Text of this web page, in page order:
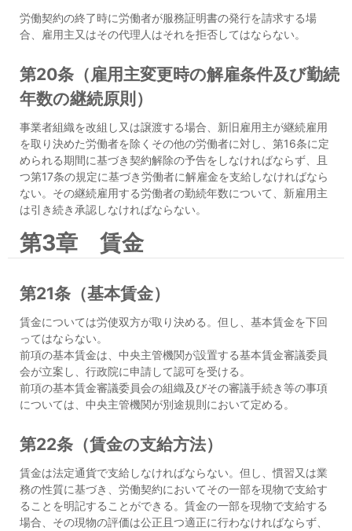
労働契約の終了時に労働者が服務証明書の発行を請求する場
合、雇用主又はその代理人はそれを拒否してはならない。
第20条（雇用主変更時の解雇条件及び勤続
年数の継続原則）
事業者組織を改組し又は譲渡する場合、新旧雇用主が継続雇用
を取り決めた労働者を除くその他の労働者に対し、第16条に定
められる期間に基づき契約解除の予告をしなければならず、且
つ第17条の規定に基づき労働者に解雇金を支給しなければなら
ない。その継続雇用する労働者の勤続年数について、新雇用主
は引き続き承認しなければならない。
第3章 賃金
第21条（基本賃金）
賃金については労使双方が取り決める。但し、基本賃金を下回
ってはならない。
前項の基本賃金は、中央主管機関が設置する基本賃金審議委員
会が立案し、行政院に申請して認可を受ける。
前項の基本賃金審議委員会の組織及びその審議手続き等の事項
については、中央主管機関が別途規則において定める。
第22条（賃金の支給方法）
賃金は法定通貨で支給しなければならない。但し、慣習又は業
務の性質に基づき、労働契約においてその一部を現物で支給す
ることを明記することができる。賃金の一部を現物で支給する
場合、その現物の評価は公正且つ適正に行わなければならず、